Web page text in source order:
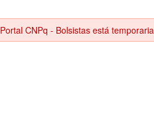
Portal CNPq - Bolsistas está